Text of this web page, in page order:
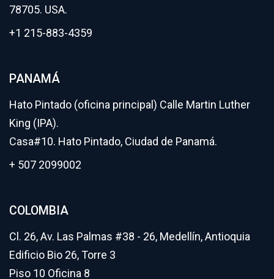
78705. USA.
+1 215-883-4359
PANAMÁ
Hato Pintado (oficina principal) Calle Martin Luther
King (IPA).
Casa#10. Hato Pintado, Ciudad de Panamá.
+ 507 2099002
COLOMBIA
Cl. 26, Av. Las Palmas #38 - 26, Medellín, Antioquia
Edificio Bio 26, Torre 3
Piso 10 Oficina 8